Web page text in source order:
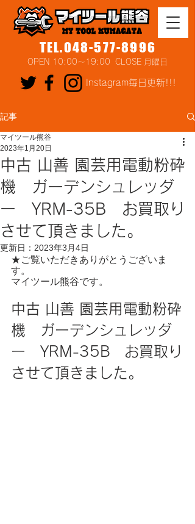
TEL.048-577-8996
OPEN 10:00～19:00 CLOSE 月曜日
Instagram毎日更新!!!
記事
中古 山善 園芸用電動粉砕
機 ガーデンシュレッダ
ー YRM-35B お買取り
させて頂きました。
マイツール熊谷
2023年1月20日
更新日： 2023年3月4日
★ご覧いただきありがとうございま
す。
マイツール熊谷です。
中古 山善 園芸用電動粉砕
機　ガーデンシュレッダ
ー　YRM-35B　お買取り
させて頂きました。